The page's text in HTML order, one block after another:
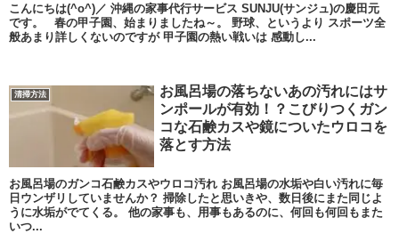
こんにちは(^o^)／ 沖縄の家事代行サービス SUNJU(サンジュ)の慶田元
です。 春の甲子園、始まりましたね～。 野球、というより スポーツ全
般あまり詳しくないのですが 甲子園の熱い戦いは 感動し...
清掃方法
お風呂場の落ちないあの汚れにはサ
ンポールが有効！？こびりつくガン
コな石鹸カスや鏡についたウロコを
落とす方法
お風呂場のガンコ石鹸カスやウロコ汚れ お風呂場の水垢や白い汚れに毎
日ウンザリしていませんか？ 掃除したと思いきや、数日後にまた同じよ
うに水垢がでてくる。 他の家事も、用事もあるのに、何回も何回もまた
いつ...